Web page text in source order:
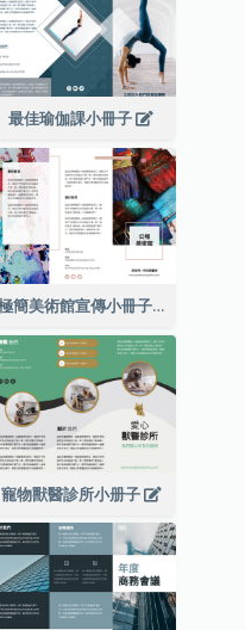
最佳瑜伽課小冊子
極簡美術館宣傳小冊子
寵物獸醫診所小册子